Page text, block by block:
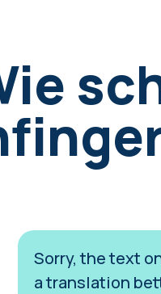
Sorry, the text
a translation